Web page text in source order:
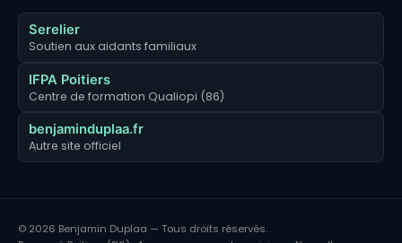
Serelier
Soutien aux aidants familiaux
IFPA Poitiers
Centre de formation Qualiopi (86)
benjaminduplaa.fr
Autre site officiel
© 2026 Benjamin Duplaa — Tous droits réservés.